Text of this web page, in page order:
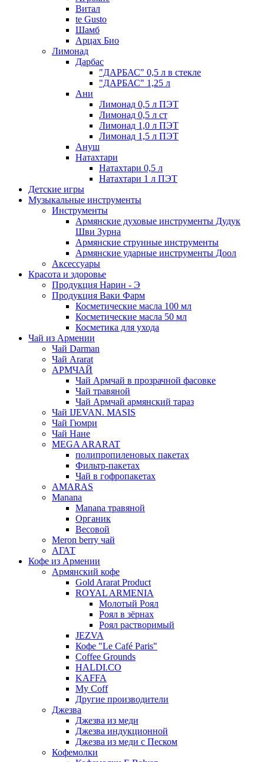
Витал
te Gusto
Шамб
Арцах Био
Лимонад
Дарбас
"ДАРБАС" 0,5 л в стекле
"ДАРБАС" 1,25 л
Ани
Лимонад 0,5 л ПЭТ
Лимонад 0,5 л ст
Лимонад 1,0 л ПЭТ
Лимонад 1,5 л ПЭТ
Ануш
Натахтари
Натахтари 0,5 л
Натахтари 1 л ПЭТ
Детские игры
Музыкальные инструменты
Инструменты
Армянские духовые инструменты Дудук
Шви Зурна
Армянские струнные инструменты
Армянские ударные инструменты Доол
Аксессуары
Красота и здоровье
Продукция Нарин - Э
Продукция Ваки Фарм
Косметические масла 100 мл
Косметические масла 50 мл
Косметика для ухода
Чай из Армении
Чай Darman
Чай Ararat
АРМЧАЙ
Чай Армчай в прозрачной фасовке
Чай травяной
Чай Армчай армянский тараз
Чай IJEVAN. MASIS
Чай Гюмри
Чай Нане
MEGA ARARAT
полипропиленовых пакетах
Фильтр-пакетах
Чай в гофропакетах
AMARAS
Manana
Manana травяной
Органик
Весовой
Meron berry чай
АГАТ
Кофе из Армении
Армянский кофе
Gold Ararat Product
ROYAL ARMENIA
Молотый Роял
Роял в зёрнах
Роял растворимый
JEZVA
Кофе "Le Café Paris"
Coffee Grounds
HALDI.CO
KAFFA
My Coff
Другие производители
Джезва
Джезва из меди
Джезва индукционной
Джезва из меди с Песком
Кофемолки